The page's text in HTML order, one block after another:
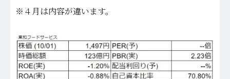
※４月は内容が違います。